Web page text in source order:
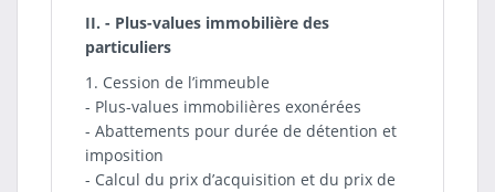
II. - Plus-values immobilière des
particuliers
1. Cession de l’immeuble
- Plus-values immobilières exonérées
- Abattements pour durée de détention et
imposition
- Calcul du prix d’acquisition et du prix de